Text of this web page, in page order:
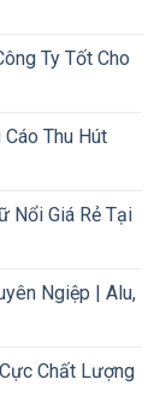
Ty Tốt Cho
Thu Hút
Nổi Giá Rẻ Tại
Ngiệp | Alu,
Chất Lượng